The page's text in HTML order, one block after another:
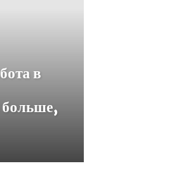
в
больше,